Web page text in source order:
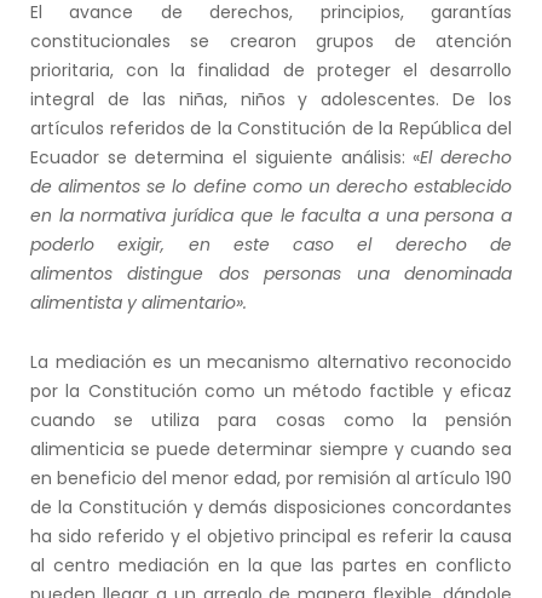
El avance de derechos, principios, garantías
constitucionales se crearon grupos de atención
prioritaria, con la finalidad de proteger el desarrollo
integral de las niñas, niños y adolescentes. De los
artículos referidos de la Constitución de la República del
Ecuador se determina el siguiente análisis: «El derecho
de alimentos se lo define como un derecho establecido
en la normativa jurídica que le faculta a unapersona a
poderlo exigir, en este caso el derecho de
alimentosdistingue dos personas una denominada
alimentista y alimentario».
La mediación es un mecanismo alternativo reconocido
por la Constitución como un método factible y eficaz
cuando se utiliza para cosas como la pensión
alimenticia se puede determinar siempre y cuando sea
en beneficio del menor edad, por remisión al artículo 190
de la Constitución y demás disposiciones concordantes
ha sido referido y el objetivo principal es referir la causa
al centro mediación en la que las partes en conflicto